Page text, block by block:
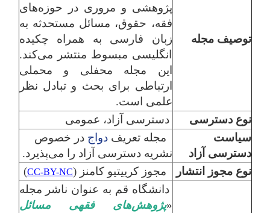
توصیف مجله
پژوهشی و مروری در حوزه‌های
فقه، حقوق، مسائل مستحدثه به
زبان فارسی به همراه چکیده
انگلیسی مبسوط منتشر می‌کند.
این مجله محفلی و محملی
ارتباطی برای بحث و تبادل نظر
علمی است.
نوع دسترسی
دسترسی آزاد، عمومی
سیاست
دسترسی آزاد
مجله تعریفدواج در خصوص
نشریه دسترسی آزاد را می‌پذیرد.
نوع مجوز انتشار
مجوز کرییتیو کامنز (CC-BY-NC
)
دانشگاه قم به عنوان ناشر مجله
«پژوهش‌های فقهی مسائل